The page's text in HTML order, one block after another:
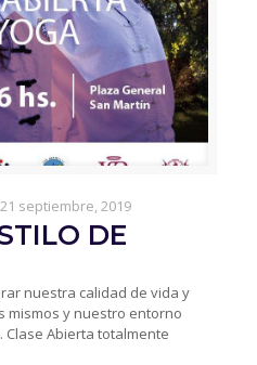
21 septiembre, 2019
DE
nuestra calidad de vida y
mismos y nuestro entorno
Abierta totalmente